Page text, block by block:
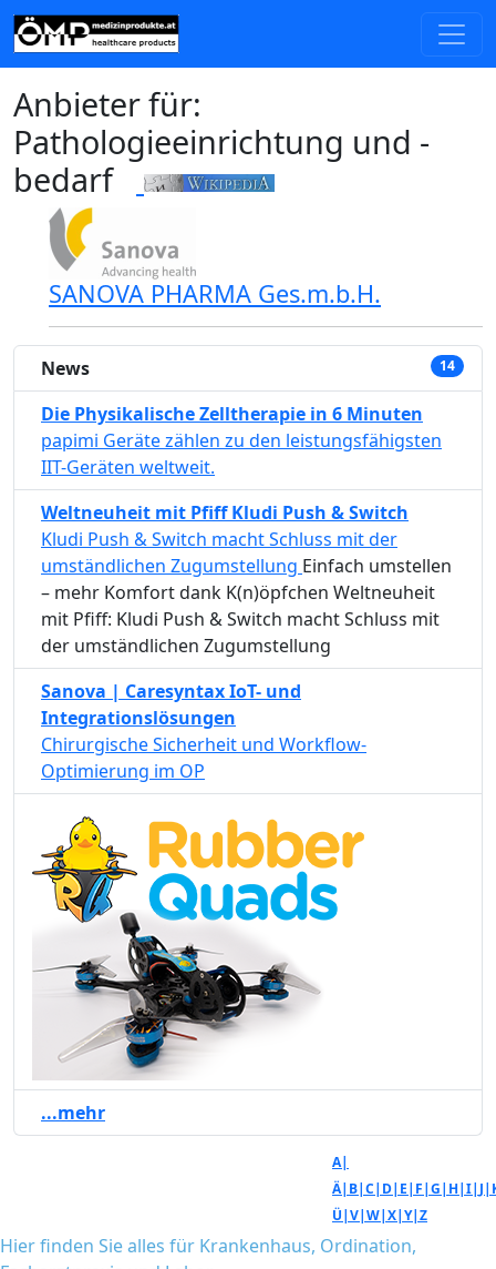
Anbieter für:
Pathologieeinrichtung und -
bedarf
SANOVA PHARMA Ges.m.b.H.
News 14
Die Physikalische Zelltherapie in 6 Minuten
papimi Geräte zählen zu den leistungsfähigsten
IIT-Geräten weltweit.
Weltneuheit mit Pfiff Kludi Push & Switch
Kludi Push & Switch macht Schluss mit der
umständlichen Zugumstellung Einfach umstellen
– mehr Komfort dank K(n)öpfchen Weltneuheit
mit Pfiff: Kludi Push & Switch macht Schluss mit
der umständlichen Zugumstellung
Sanova | Caresyntax IoT- und
Integrationslösungen
Chirurgische Sicherheit und Workflow-
Optimierung im OP
...mehr
A|
Ä| B|C| D| E| F|G| H|I| J|
Ü|V|W|X|Y|Z
Hier finden Sie alles für Krankenhaus, Ordination,